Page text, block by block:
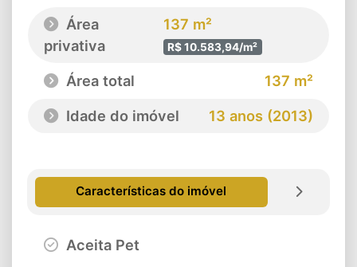
Área
privativa
137 m²
R$ 10.583,94/m²
Área total
137 m²
Idade do imóvel
13 anos (2013)
Características do imóvel
Aceita Pet